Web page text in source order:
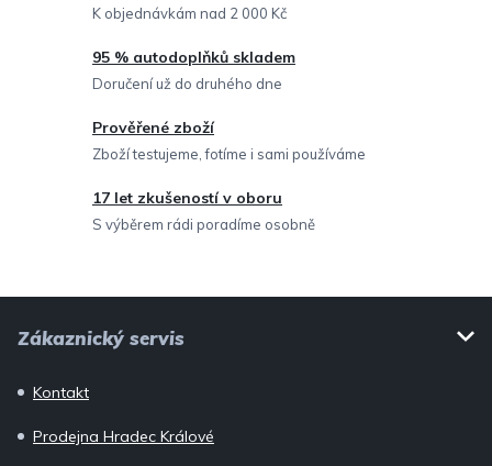
í
p
r
y
v
ý
K objednávkám nad 2 000 Kč
95 % autodoplňků skladem
Doručení už do druhého dne
Prověřené zboží
Zboží testujeme, fotíme i sami používáme
17 let zkušeností v oboru
S výběrem rádi poradíme osobně
Zákaznický servis
Kontakt
Prodejna Hradec Králové